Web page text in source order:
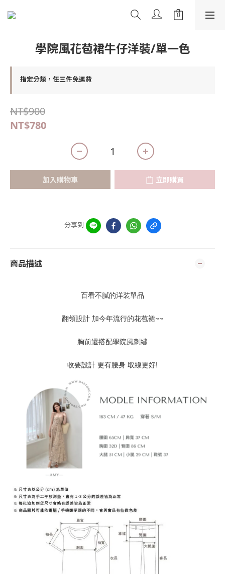
學院風花苞裙牛仔洋裝/單一色
指定分類，任三件免運費
NT$900
NT$780
加入購物車 立即購買
分享到
商品描述
百看不膩的洋裝單品
翻領設計 加今年流行的花苞裙~~
胸前還搭配學院風刺繡
收要設計 更有腰身 取線更好!